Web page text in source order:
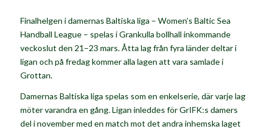
Finalhelgen i damernas Baltiska liga – Women’s Baltic Sea
Handball League – spelas i Grankulla bollhall inkommande
veckoslut den 21–23 mars.Åtta lag från fyra länder deltar i
ligan och på fredag kommer alla lagen att vara samlade i
Grottan.
Damernas Baltiska liga spelas som en enkelserie, där varje lag
möter varandra en gång. Ligan inleddes för GrIFK:s damers
del i november med en match mot det andra inhemska laget